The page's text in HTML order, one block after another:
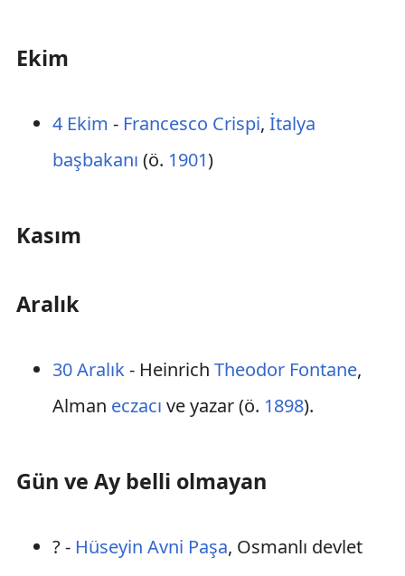
Ekim
4 Ekim - Francesco Crispi, İtalya
başbakanı (ö. 1901)
Kasım
Aralık
30 Aralık- Heinrich Theodor Fontane,
Alman eczacı ve yazar (ö. 1898).
Gün ve Ay belli olmayan
? - Hüseyin Avni Paşa, Osmanlı devlet